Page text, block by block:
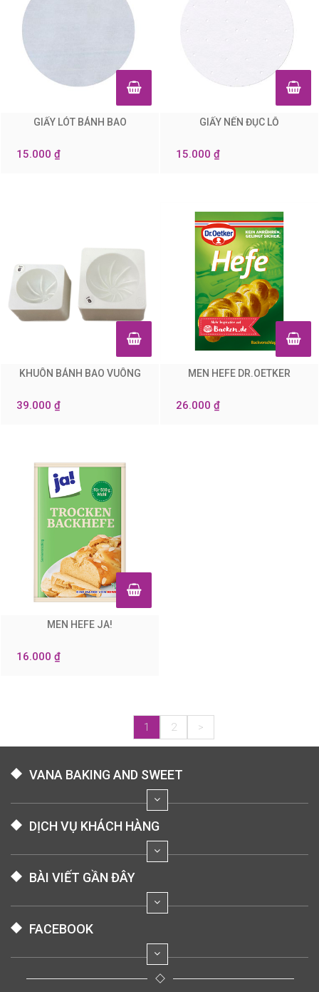
GIẤY LÓT BÁNH BAO
15.000 ₫
GIẤY NẾN ĐỤC LỖ
15.000 ₫
KHUÔN BÁNH BAO VUÔNG
39.000 ₫
MEN HEFE DR.OETKER
26.000 ₫
MEN HEFE JA!
16.000 ₫
1 2 >
VANA BAKING AND SWEET
DỊCH VỤ KHÁCH HÀNG
BÀI VIẾT GẦN ĐÂY
FACEBOOK